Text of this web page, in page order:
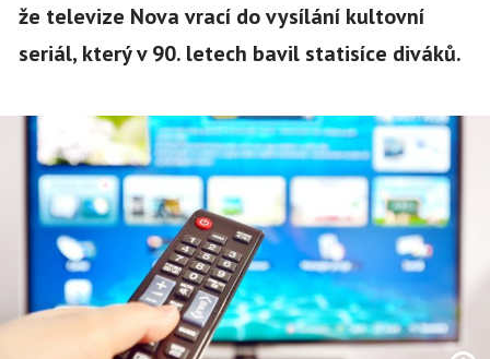
že televize Nova vrací do vysílání kultovní
seriál, který v 90. letech bavil statisíce diváků.